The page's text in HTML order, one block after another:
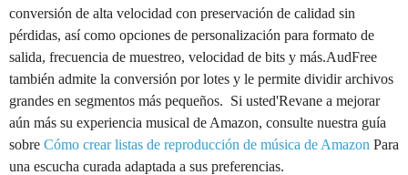
conversión de alta velocidad con preservación de calidad sin
pérdidas, así como opciones de personalización para formato de
salida, frecuencia de muestreo, velocidad de bits y más.AudFree
también admite la conversión por lotes y le permite dividir archivos
grandes en segmentos más pequeños. Si usted'Revane a mejorar
aún más su experiencia musical de Amazon, consulte nuestra guía
sobre Cómo crear listas de reproducción de música de Amazon Para
una escucha curada adaptada a sus preferencias.